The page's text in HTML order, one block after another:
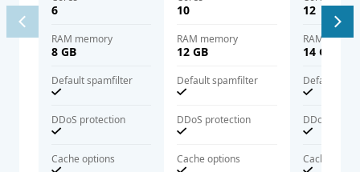
6
RAM memory
8 GB
Default spamfilter
DDoS protection
Cache options
10
RAM memory
12 GB
Default spamfilter
DDoS protection
Cache options
12
RAM
14 GB
Default
DDoS
Cache